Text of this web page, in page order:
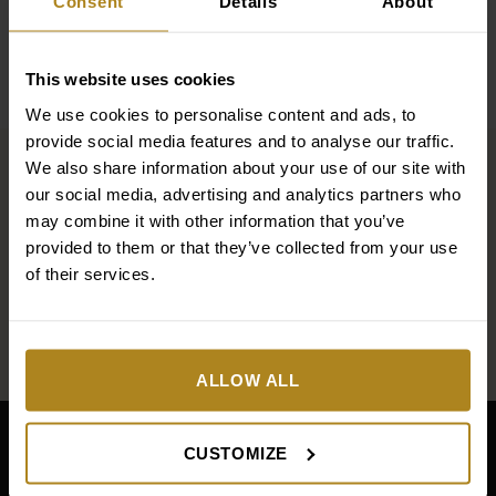
This website uses cookies
We use cookies to personalise content and ads, to
provide social media features and to analyse our traffic.
We also share information about your use of our site with
our social media, advertising and analytics partners who
may combine it with other information that you’ve
provided to them or that they’ve collected from your use
of their services.
ALLOW ALL
CUSTOMIZE
Zapisz sięna newsletter,
otrzymasz 10% rabatu na
pierwsze zakupy!
Newsletter
subscription
section
bottom
of
page
before
footer
Main